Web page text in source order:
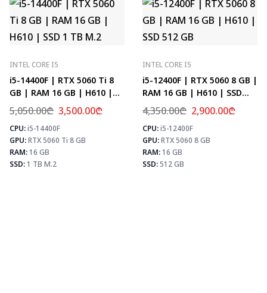
INTEL CORE I5
i5-14400F | RTX 5060 Ti 8
GB | RAM 16 GB | H610 |
SSD 1 TB M.2
5,050.00₾ 3,500.00₾
CPU:i5-14400F
GPU:RTX 5060 Ti 8 GB
RAM:16 GB
SSD:1 TB M.2
⚡ MAX FPS
CS2
278
PUBG
171
Fortnite
202
INTEL CORE I5
i5-12400F | RTX 5060 8 GB |
RAM 16 GB | H610 | SSD
512 GB
4,350.00₾ 2,900.00₾
CPU:i5-12400F
GPU:RTX 5060 8 GB
RAM:16 GB
SSD:512 GB